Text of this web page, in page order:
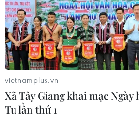
Italy: Hai trận động đất liên tiếp
rung chuyển khu vực gần tháp
nghiêng Pisa
04/08/2026 22:41
vietnamplus.vn
Xã Tây Giang khai mạc Ngày
Tu lần thứ 1